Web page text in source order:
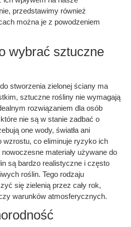
przedstawimy również
można je z powodzeniem
wybrać sztuczne
stworzenia zielonej ściany ma
sztuczne rośliny nie wymagają
rozwiązaniem dla osób
nie są w stanie zadbać o
one wody, światła ani
wzrostu, co eliminuje ryzyko ich
materiały używane do
są bardzo realistyczne i często
roślin. Tego rodzaju
się zielenią przez cały rok,
warunków atmosferycznych.